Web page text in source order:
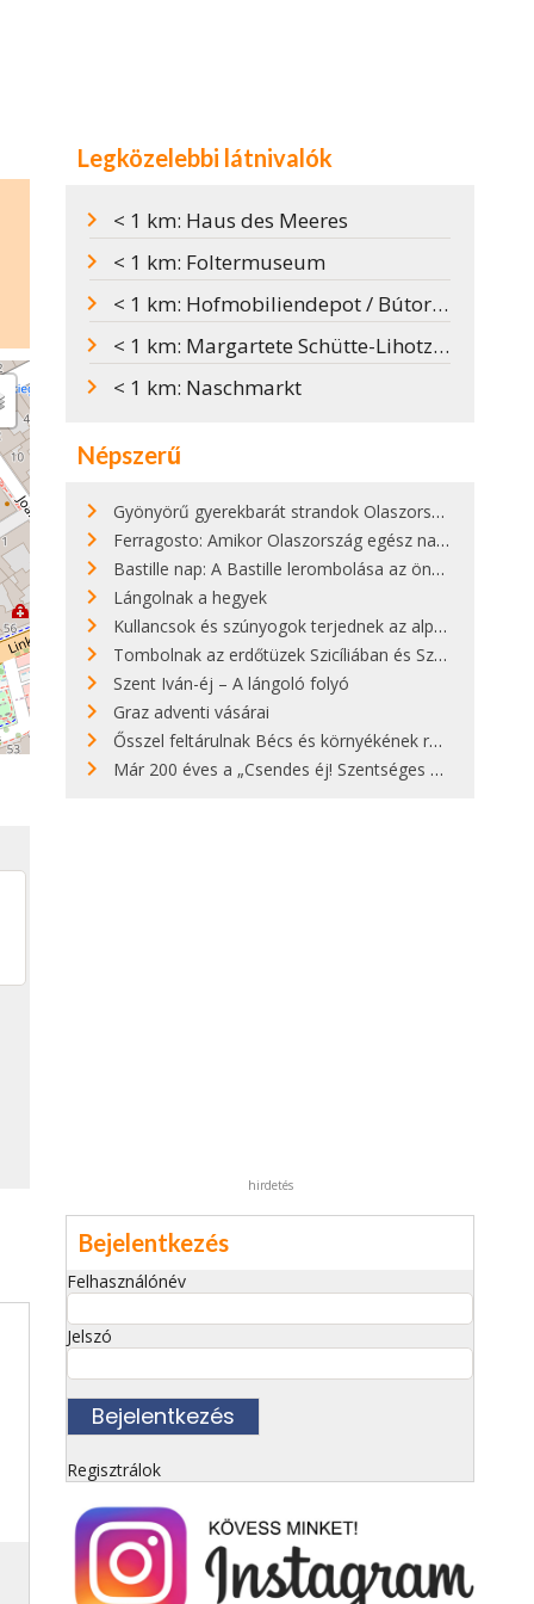
Legközelebbi látnivalók
< 1 km: Haus des Meeres
< 1 km: Foltermuseum
< 1 km: Hofmobiliendepot / Bútormúzeum
< 1 km: Margartete Schütte-Lihotzky Zentrum: Múzeum a modern konyha feltalálójáról
< 1 km: Naschmarkt
Népszerű
Gyönyörű gyerekbarát strandok Olaszországban - megmutatjuk a 15 legjobbat
Ferragosto: Amikor Olaszország egész nap nyaral
Bastille nap: A Bastille lerombolása az önkényuralom végét jelentette
Lángolnak a hegyek
Kullancsok és szúnyogok terjednek az alpesi legelőkön
Tombolnak az erdőtüzek Szicíliában és Szardínián
Szent Iván-éj – A lángoló folyó
Graz adventi vásárai
Ősszel feltárulnak Bécs és környékének rendkívüli építészeti kincsei
Már 200 éves a „Csendes éj! Szentséges éj!”
hirdetés
Bejelentkezés
Felhasználónév
Jelszó
Regisztrálok